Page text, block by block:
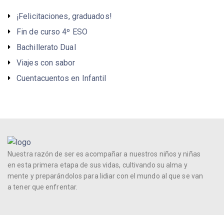
¡Felicitaciones, graduados!
Fin de curso 4º ESO
Bachillerato Dual
Viajes con sabor
Cuentacuentos en Infantil
Nuestra razón de ser es acompañar a nuestros niños y niñas
en esta primera etapa de sus vidas, cultivando su alma y
mente y preparándolos para lidiar con el mundo al que se van
a tener que enfrentar.